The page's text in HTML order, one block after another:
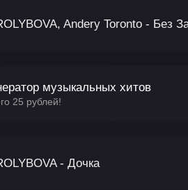
Andery Toronto - Без
музыкальных хитов
25 рублей!
- Дочка